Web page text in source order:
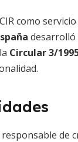
como
desarrolló
Circular 3/